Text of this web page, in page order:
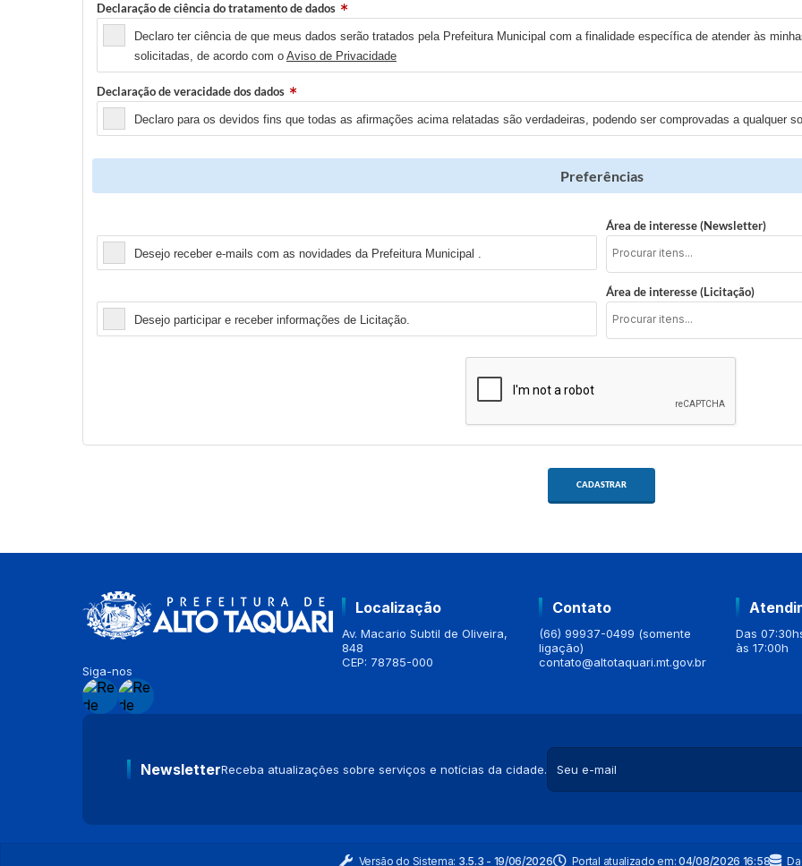
Declaração de ciência do tratamento de dados
Declaro ter ciência de que meus dados serão tratados pela Prefeitura Municipal com a finalidade específica de atender às
solicitadas, de acordo com o Aviso de Privacidade
Declaração de veracidade dos dados
Declaro para os devidos fins que todas as afirmações acima relatadas são verdadeiras, podendo ser comprovadas a qualquer
Preferências
Desejo receber e-mails com as novidades da Prefeitura Municipal .
Área de interesse (Newsletter)
Desejo participar e receber informações de Licitação.
Área de interesse (Licitação)
CADASTRAR
Siga-nos
Localização
Av. Macario Subtil de Oliveira,
848
CEP: 78785-000
Contato
(66) 99937-0499 (somente
ligação)
contato@altotaquari.mt.gov.br
Das
às 17:00h
NewsletterReceba atualizações sobre serviços e notícias da cidade.
Versão do Sistema: 3.5.3 - 19/06/2026 Portal atualizado em:04/08/2026 16:58